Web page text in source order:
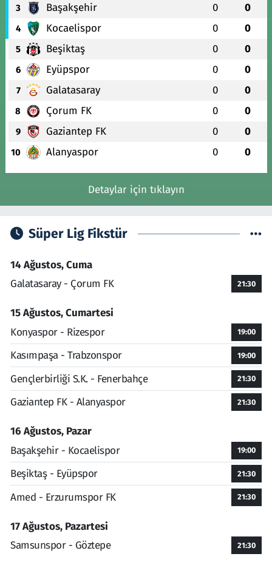
3 Başakşehir 0 0
4 Kocaelispor 0 0
5 Beşiktaş 0 0
6 Eyüpspor 0 0
7 Galatasaray 0 0
8 Çorum FK 0 0
9 Gaziantep FK 0 0
10 Alanyaspor 0 0
Detaylar için tıklayın
Süper Lig Fikstür
14 Ağustos, Cuma
Galatasaray - Çorum FK
21:30
15 Ağustos, Cumartesi
Konyaspor - Rizespor
19:00
Kasımpaşa - Trabzonspor 19:00
Gençlerbirliği S.K. - Fenerbahçe 21:30
Gaziantep FK - Alanyaspor 21:30
16 Ağustos, Pazar
Başakşehir - Kocaelispor
19:00
Beşiktaş - Eyüpspor 21:30
Amed - Erzurumspor FK 21:30
17 Ağustos, Pazartesi
Samsunspor - Göztepe
21:30